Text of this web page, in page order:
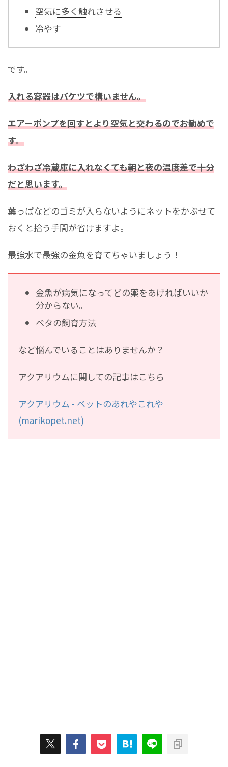
空気に多く触れさせる
冷やす
です。
入れる容器はバケツで構いません。
エアーポンプを回すとより空気と交わるのでお勧めで
す。
わざわざ冷蔵庫に入れなくても朝と夜の温度差で十分
だと思います。
葉っぱなどのゴミが入らないようにネットをかぶせて
おくと拾う手間が省けますよ。
最強水で最強の金魚を育てちゃいましょう！
金魚が病気になってどの薬をあげればいいか
分からない。
ベタの飼育方法
など悩んでいることはありませんか？
アクアリウムに関しての記事はこちら
アクアリウム - ペットのあれやこれや
(marikopet.net)